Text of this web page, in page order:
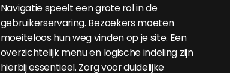
Navigatie speelt een grote rol in de
gebruikerservaring. Bezoekers moeten
moeiteloos hun weg vinden op je site. Een
overzichtelijk menu en logische indeling zijn
hierbij essentieel. Zorg voor duidelijke